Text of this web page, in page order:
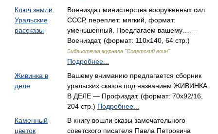
Ключ земли.
Уральские
рассказы
Воениздат министерства вооруженных сил
СССР, переплет: мягкий, формат:
уменьшенный. Предлагаем вашему… —
Воениздат, (формат: 110x140, 64 стр.)
Библиотечка журнала "Советский воин"
Подробнее...
Живинка в
деле
Вашему вниманию предлагается сборник
уральских сказов под названием ЖИВИНКА
В ДЕЛЕ — Профиздат, (формат: 70x92/16,
204 стр.) Подробнее...
Каменный
цветок
В книгу вошли сказы замечательного
советского писателя Павла Петровича